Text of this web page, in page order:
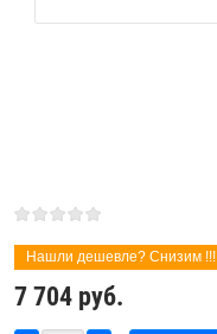
Нашли дешевле? Снизим !!!
7 704 руб.